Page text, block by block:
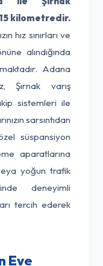
kilometredir.
hız sınırları ve
alındığında
Adana
Şırnak varış
sistemleri ile
sarsıntıdan
süspansiyon
aparatlarına
yoğun trafik
deneyimli
tercih ederek
Eve